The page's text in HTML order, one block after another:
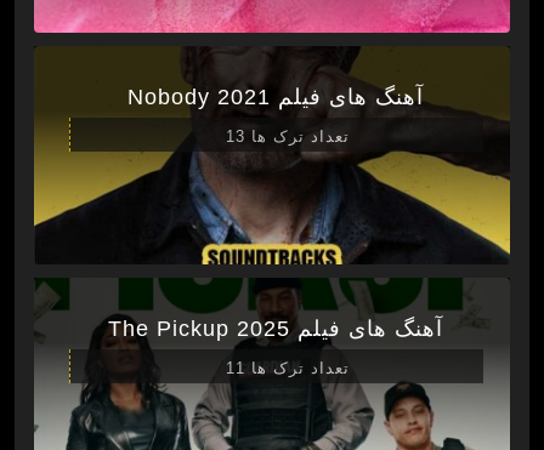
آهنگ های فیلم Nobody 2021
تعداد ترک ها 13
آهنگ های فیلم The Pickup 2025
تعداد ترک ها 11